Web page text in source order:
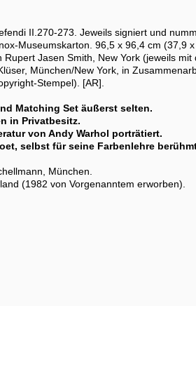
II.270-273. Jeweils signiert und
Museumskarton. 96,5 x 96,4 cm (37,9 x
Rupert Jasen Smith, New York (jeweils
München/New York, in
Stempel). [AR].
Matching Set äußerst selten.
in Privatbesitz.
von Andy Warhol porträtiert.
selbst für seine Farbenlehre
München.
(1982 von Vorgenanntem erworben).